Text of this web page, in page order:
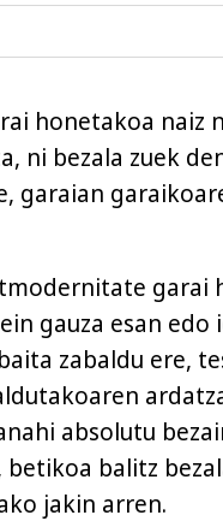
honetakoa naiz
ni bezala zuek
garaian
garai
gauza esan edo
zabaldu ere,
absolutu
balitz
jakin arren.